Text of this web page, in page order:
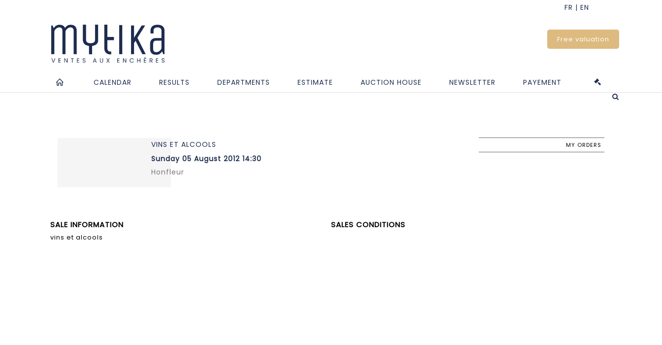
Free valuation
CALENDAR RESULTS DEPARTMENTS ESTIMATE AUCTION HOUSE NEWSLETTER PAYEMENT
VINS ET ALCOOLS
Sunday 05 August 2012 14:30
Honfleur
MY ORDERS
SALE INFORMATION
vins et alcools
SALES CONDITIONS